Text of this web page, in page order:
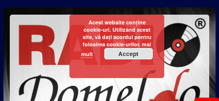
Acest website conține
cookie-uri. Utilizând acest
site, vă dați acordul pentru
folosirea cookie-urilor. mai
mult
Accept